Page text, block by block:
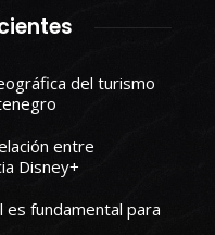
del turismo
entre
Disney+
fundamental para